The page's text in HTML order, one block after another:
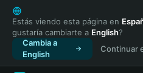
English
日本語
Tiếng Việt
Русский
Español (Latinoamérica)
Estás viendo esta página en
gustaría cambiarte a English?
Cambia a
English
Continuar